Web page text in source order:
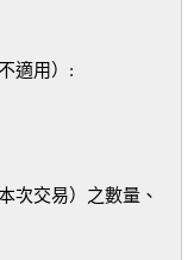
適用）:
次交易）之數量、